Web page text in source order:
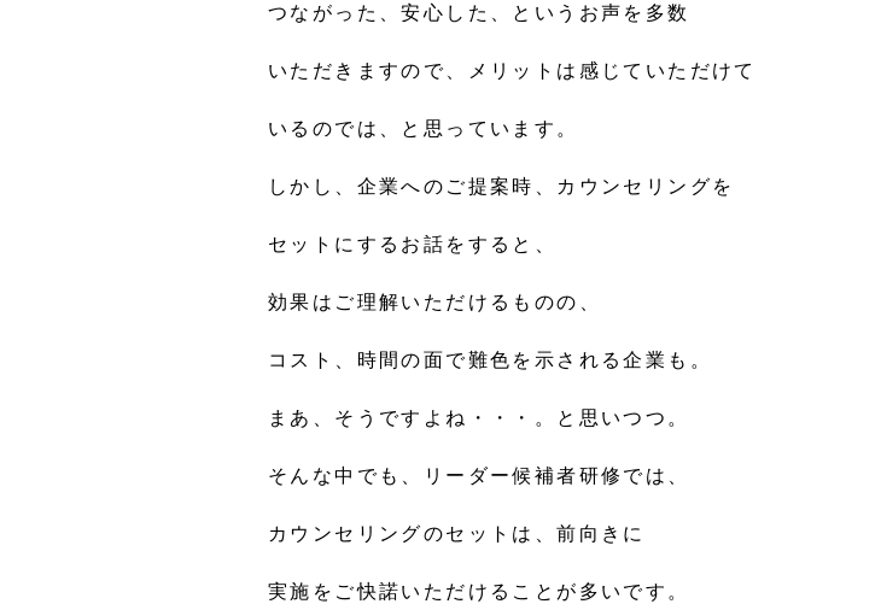
つながった、安心した、というお声を多数
いただきますので、メリットは感じていただけて
いるのでは、と思っています。
しかし、企業へのご提案時、カウンセリングを
セットにするお話をすると、
効果はご理解いただけるものの、
コスト、時間の面で難色を示される企業も。
まあ、そうですよね・・・。と思いつつ。
そんな中でも、リーダー候補者研修では、
カウンセリングのセットは、前向きに
実施をご快諾いただけることが多いです。